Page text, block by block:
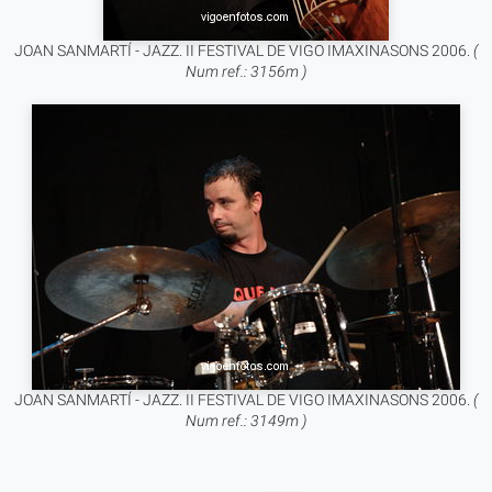
JOAN SANMARTÍ - JAZZ. II FESTIVAL DE VIGO IMAXINASONS 2006. (
Num ref.: 3156m )
JOAN SANMARTÍ - JAZZ. II FESTIVAL DE VIGO IMAXINASONS 2006. (
Num ref.: 3149m )